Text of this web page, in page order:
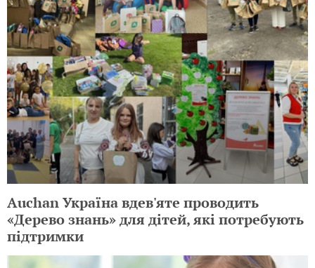
Auchan Україна вдев'яте проводить
«Дерево знань» для дітей, які потребують
підтримки